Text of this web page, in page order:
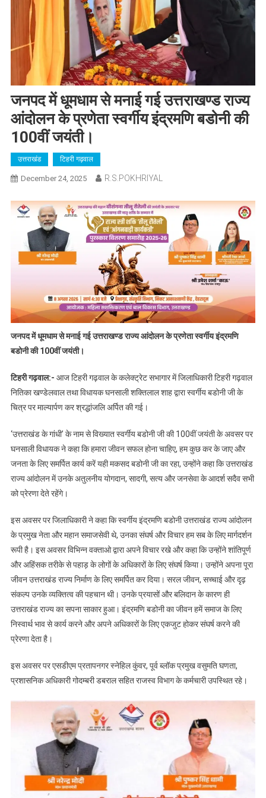
जनपद में धूमधाम से मनाई गई उत्तराखण्ड राज्य
आंदोलन के प्रणेता स्वर्गीय इंद्रमणि बडोनी की
100वीं जयंती।
उत्तराखंड टिहरी गढ़वाल
December 24, 2025 R.S.POKHRIYAL
जनपद में धूमधाम से मनाई गई उत्तराखण्ड राज्य आंदोलन के प्रणेता स्वर्गीय इंद्रमणि
बडोनी की 100वीं जयंती।
टिहरी गढ़वाल:- आज टिहरी गढ़वाल के कलेक्ट्रेट सभागार में जिलाधिकारी टिहरी गढ़वाल
नितिका खण्डेलवाल तथा विधायक घनसाली शक्तिलाल शाह द्वारा स्वर्गीय बडोनी जी के
चित्र पर माल्यार्पण कर श्रद्धांजलि अर्पित की गई।
‘उत्तराखंड के गांधी’ के नाम से विख्यात स्वर्गीय बडोनी जी की 100वीं जयंती के अवसर पर
घनसाली विधायक ने कहा कि हमारा जीवन सफल होना चाहिए, हम कुछ कर के जाए और
जनता के लिए समर्पित कार्य करें यही मकसद बडोनी जी का रहा, उन्होंने कहा कि उत्तराखंड
राज्य आंदोलन में उनके अतुलनीय योगदान, सादगी, सत्य और जनसेवा के आदर्श सदैव सभी
को प्रेरणा देते रहेंगे।
इस अवसर पर जिलाधिकारी ने कहा कि स्वर्गीय इंद्रमणि बडोनी उत्तराखंड राज्य आंदोलन
के प्रमुख नेता और महान समाजसेवी थे, उनका संघर्ष और विचार हम सब के लिए मार्गदर्शन
रूपी है। इस अवसर विभिन्न वक्ताओ द्वारा अपने विचार रखे और कहा कि उन्होंने शांतिपूर्ण
और अहिंसक तरीके से पहाड़ के लोगों के अधिकारों के लिए संघर्ष किया। उन्होंने अपना पूरा
जीवन उत्तराखंड राज्य निर्माण के लिए समर्पित कर दिया। सरल जीवन, सच्चाई और दृढ़
संकल्प उनके व्यक्तित्व की पहचान थी। उनके प्रयासों और बलिदान के कारण ही
उत्तराखंड राज्य का सपना साकार हुआ। इंद्रमणि बडोनी का जीवन हमें समाज के लिए
निस्वार्थ भाव से कार्य करने और अपने अधिकारों के लिए एकजुट होकर संघर्ष करने की
प्रेरणा देता है।
इस अवसर पर एसडीएम प्रतापनगर स्नेहिल कुंवर, पूर्व ब्लॉक प्रमुख वसुमति घणता,
प्रशासनिक अधिकारी गोदम्बरी डबराल सहित राजस्व विभाग के कर्मचारी उपस्थित रहे।